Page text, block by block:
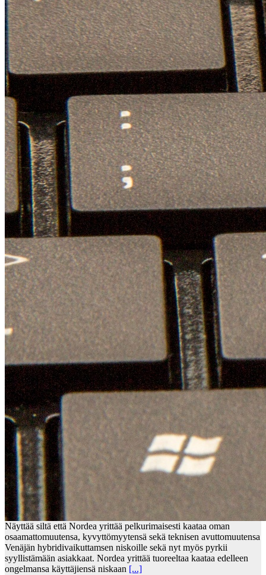
Näyttää siltä että Nordea yrittää pelkurimaisesti kaataa oman
osaamattomuutensa, kyvyttömyytensä sekä teknisen avuttomuutensa
Venäjän hybridivaikuttamsen niskoille sekä nyt myös pyrkii
syyllistämään asiakkaat. Nordea yrittää tuoreeltaa kaataa edelleen
ongelmansa käyttäjiensä niskaan [...]